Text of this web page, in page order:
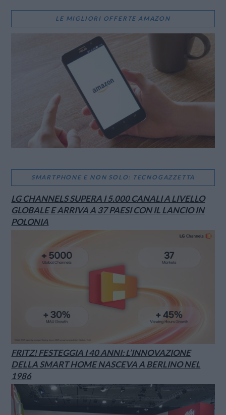
LE MIGLIORI OFFERTE AMAZON
SMARTPHONE E NON SOLO: TECNOGAZZETTA
LG CHANNELS SUPERA I 5.000 CANALI A LIVELLO
GLOBALE E ARRIVA A 37 PAESI CON IL LANCIO IN
POLONIA
FRITZ! FESTEGGIA I 40 ANNI: L’INNOVAZIONE
DELLA SMART HOME NASCEVA A BERLINO NEL
1986